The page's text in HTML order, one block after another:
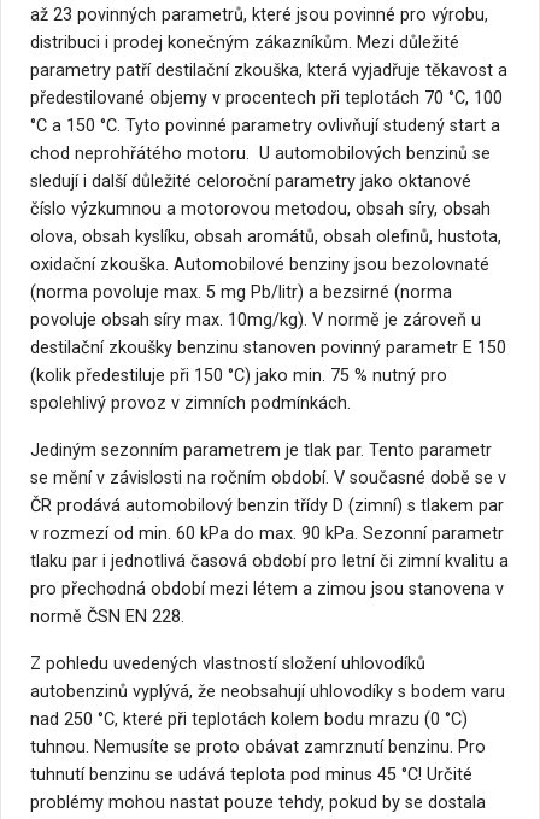
až 23 povinných parametrů, které jsou povinné pro výrobu,
distribuci i prodej konečným zákazníkům. Mezi důležité
parametry patří destilační zkouška, která vyjadřuje těkavost a
předestilované objemy v procentech při teplotách 70 °C, 100
°C a 150 °C. Tyto povinné parametry ovlivňují studený start a
chod neprohřátého motoru. U automobilových benzinů se
sledují i další důležité celoroční parametry jako oktanové
číslo výzkumnou a motorovou metodou, obsah síry, obsah
olova, obsah kyslíku, obsah aromátů, obsah olefinů, hustota,
oxidační zkouška. Automobilové benziny jsou bezolovnaté
(norma povoluje max. 5 mg Pb/litr) a bezsirné (norma
povoluje obsah síry max. 10mg/kg). V normě je zároveň u
destilační zkoušky benzinu stanoven povinný parametr E 150
(kolik předestiluje při 150 °C) jako min. 75 % nutný pro
spolehlivý provoz v zimních podmínkách.
Jediným sezonním parametrem je tlak par. Tento parametr
se mění v závislosti na ročním období. V současné době se v
ČR prodává automobilový benzin třídy D (zimní) s tlakem par
v rozmezí od min. 60 kPa do max. 90 kPa. Sezonní parametr
tlaku par i jednotlivá časová období pro letní či zimní kvalitu a
pro přechodná období mezi létem a zimou jsou stanovena v
normě ČSN EN 228.
Z pohledu uvedených vlastností složení uhlovodíků
autobenzinů vyplývá, že neobsahují uhlovodíky s bodem varu
nad 250 °C, které při teplotách kolem bodu mrazu (0 °C)
tuhnou. Nemusíte se proto obávat zamrznutí benzinu. Pro
tuhnutí benzinu se udává teplota pod minus 45 °C! Určité
problémy mohou nastat pouze tehdy, pokud by se dostala